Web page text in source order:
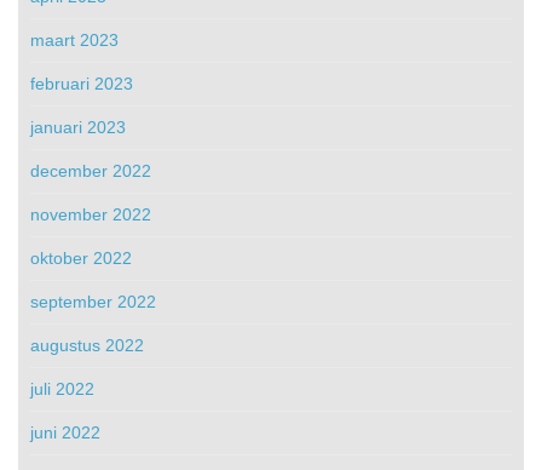
maart 2023
februari 2023
januari 2023
december 2022
november 2022
oktober 2022
september 2022
augustus 2022
juli 2022
juni 2022